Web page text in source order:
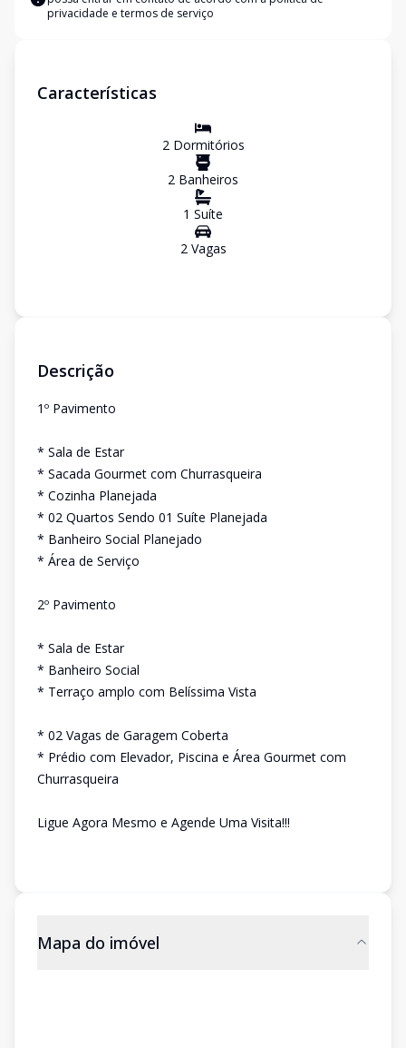
privacidade e termos de serviço
Características
2Dormitórios
2 Banheiros
1 Suíte
2Vagas
Descrição
1º Pavimento
* Sala de Estar
* Sacada Gourmet com Churrasqueira
* Cozinha Planejada
* 02 Quartos Sendo 01 Suíte Planejada
* Banheiro Social Planejado
* Área de Serviço
2º Pavimento
* Sala de Estar
* Banheiro Social
* Terraço amplo com Belíssima Vista
* 02 Vagas de Garagem Coberta
* Prédio com Elevador, Piscina e Área Gourmet com
Churrasqueira
Ligue Agora Mesmo e Agende Uma Visita!!!
Mapa do imóvel